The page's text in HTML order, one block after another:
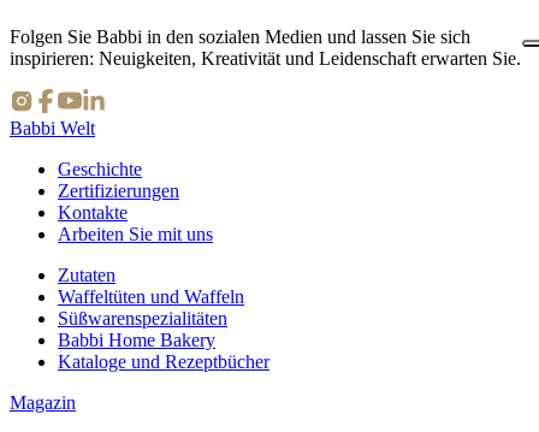
Folgen Sie Babbi in den sozialen Medien und lassen Sie sich
inspirieren: Neuigkeiten, Kreativität und Leidenschaft erwarten Sie.
Babbi Welt
Geschichte
Zertifizierungen
Kontakte
Arbeiten Sie mit uns
Zutaten
Waffeltüten und Waffeln
Süßwarenspezialitäten
Babbi Home Bakery
Kataloge und Rezeptbücher
Magazin